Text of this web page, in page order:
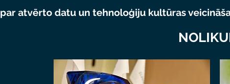
par atvērto datu un tehnoloģiju kultūras